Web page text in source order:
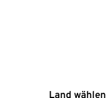
Land wählen